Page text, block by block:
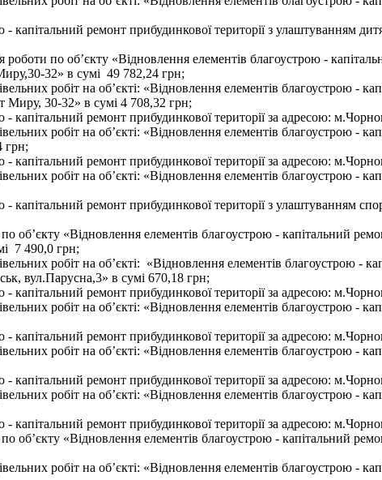
- капітальний ремонт прибудинкової території з улаштуванням
по об’єкту «Відновлення елементів благоустрою -
32» в сумі 49 782,24 грн;
робіт на об’єкті: «Відновлення елементів благоустрою -
Миру, 30-32» в сумі 4 708,32 грн;
- капітальний ремонт прибудинкової території за адресою:
робіт на об’єкті: «Відновлення елементів благоустрою -
грн;
- капітальний ремонт прибудинкової території за адресою:
робіт на об’єкті: «Відновлення елементів благоустрою -
- капітальний ремонт прибудинкової території з улаштуванням
об’єкту «Відновлення елементів благоустрою - капітальний
7 490,0 грн;
робіт на об’єкті: «Відновлення елементів благоустрою -
вул.Парусна,3» в сумі 670,18 грн;
- капітальний ремонт прибудинкової території за адресою:
робіт на об’єкті: «Відновлення елементів благоустрою -
- капітальний ремонт прибудинкової території за адресою:
робіт на об’єкті: «Відновлення елементів благоустрою -
- капітальний ремонт прибудинкової території за адресою:
робіт на об’єкті: «Відновлення елементів благоустрою -
- капітальний ремонт прибудинкової території за адресою:
об’єкту «Відновлення елементів благоустрою - капітальний
робіт на об’єкті: «Відновлення елементів благоустрою -